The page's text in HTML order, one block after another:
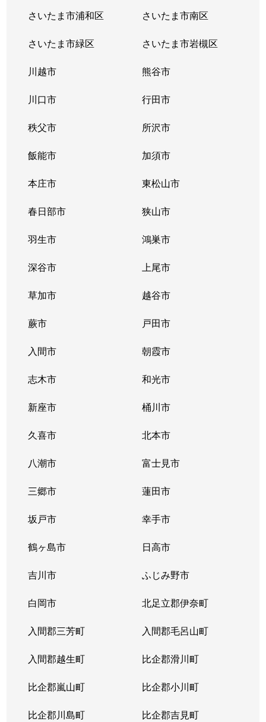
さいたま市浦和区 さいたま市南区
さいたま市緑区 さいたま市岩槻区
川越市 熊谷市
川口市 行田市
秩父市 所沢市
飯能市 加須市
本庄市 東松山市
春日部市 狭山市
羽生市 鴻巣市
深谷市 上尾市
草加市 越谷市
蕨市 戸田市
入間市 朝霞市
志木市 和光市
新座市 桶川市
久喜市 北本市
八潮市 富士見市
三郷市 蓮田市
坂戸市 幸手市
鶴ヶ島市 日高市
吉川市 ふじみ野市
白岡市 北足立郡伊奈町
入間郡三芳町 入間郡毛呂山町
入間郡越生町 比企郡滑川町
比企郡嵐山町 比企郡小川町
比企郡川島町 比企郡吉見町